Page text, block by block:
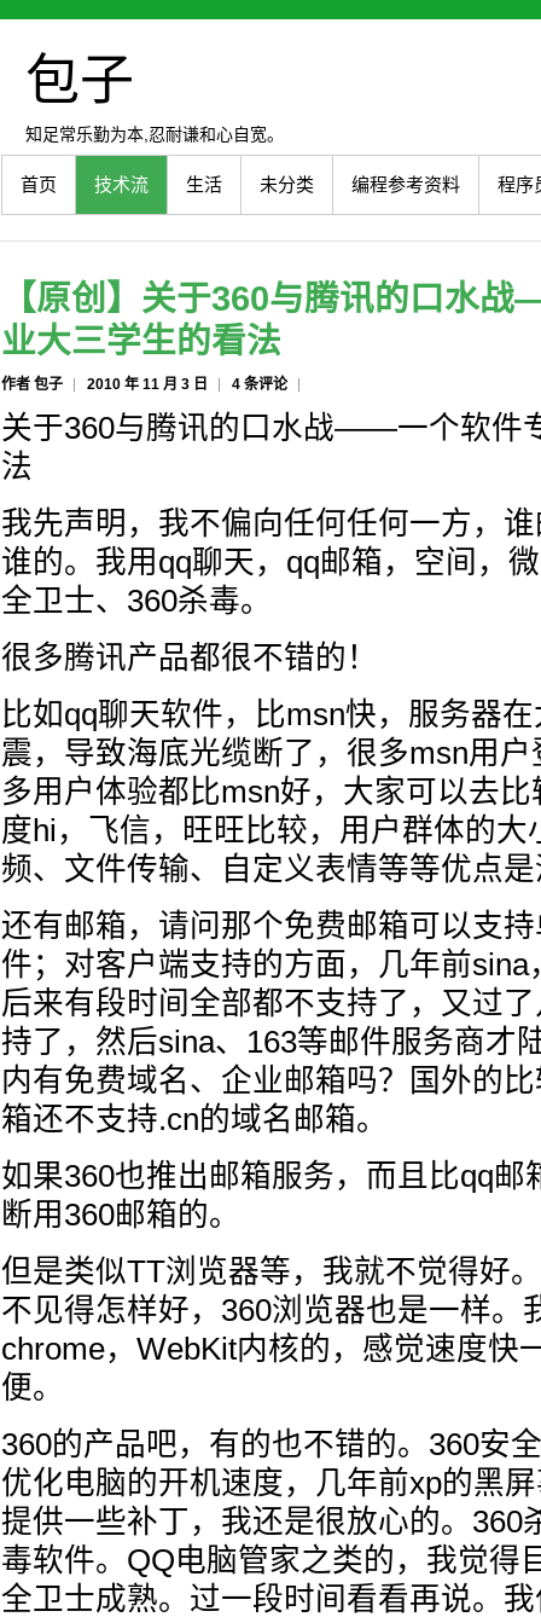
包子
知足常乐勤为本,忍耐谦和心自宽。
首页 技术流 生活 未分类 编程参考资料 程序
【原创】关于360与腾讯的口水
业大三学生的看法
作者 包子 2010 年 11 月 3 日 4 条评论
关于360与腾讯的口水战——一个软件
法
我先声明，我不偏向任何任何一方，
谁的。我用qq聊天，qq邮箱，空间，
全卫士、360杀毒。
很多腾讯产品都很不错的！
比如qq聊天软件，比msn快，服务器
震，导致海底光缆断了，很多msn用
多用户体验都比msn好，大家可以去
度hi，飞信，旺旺比较，用户群体的大
频、文件传输、自定义表情等等优点
还有邮箱，请问那个免费邮箱可以支
件；对客户端支持的方面，几年前sina
后来有段时间全部都不支持了，又过
持了，然后sina、163等邮件服务商才
内有免费域名、企业邮箱吗？国外的
箱还不支持.cn的域名邮箱。
如果360也推出邮箱服务，而且比qq邮
断用360邮箱的。
但是类似TT浏览器等，我就不觉得好
不见得怎样好，360浏览器也是一样。
chrome，WebKit内核的，感觉速度快
便。
360的产品吧，有的也不错的。360安
优化电脑的开机速度，几年前xp的黑
提供一些补丁，我还是很放心的。360
毒软件。QQ电脑管家之类的，我觉得
全卫士成熟。过一段时间看看再说。